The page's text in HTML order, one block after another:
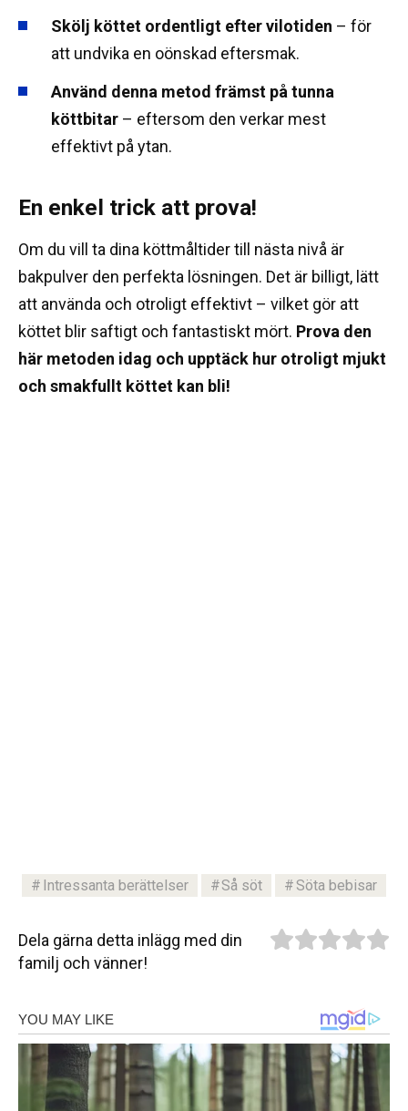
Skölj köttet ordentligt efter vilotiden – för
att undvika en oönskad eftersmak.
Använd denna metod främst på tunna
köttbitar – eftersom den verkar mest
effektivt på ytan.
En enkel trick att prova!
Om du vill ta dina köttmåltider till nästa nivå är
bakpulver den perfekta lösningen. Det är billigt, lätt
att använda och otroligt effektivt – vilket gör att
köttet blir saftigt och fantastiskt mört. Prova den
här metoden idag och upptäck hur otroligt mjukt
och smakfullt köttet kan bli!
Intressanta berättelser Så söt Söta bebisar
Dela gärna detta inlägg med din
familj och vänner!